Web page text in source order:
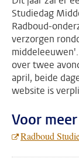
Studiedag
Radboud-
verzorgen
over twee
april, beide
website is
Voor
Radboud